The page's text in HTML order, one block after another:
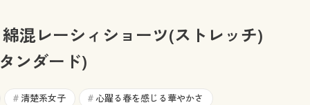
ア・ティーンズ下着大きいサイズ レディース下着
大きいサイズ メンズ
大きいサイズ 事務・制服
混レーシィショーツ(ストレッチ)
ンダード)
# 清楚系女子 # 心躍る春を感じる華やかさ